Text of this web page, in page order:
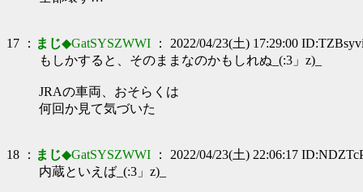
17 ： まじ◆GatSYSZWWI ： 2022/04/23(土) 17:29:00 ID:TZBsyvi
もしかすると、そのままなのかもしれぬ_(:3」z)_
JRAの車両、おそらくは
何回か見て気づいた
18 ： まじ◆GatSYSZWWI ： 2022/04/23(土) 22:06:17
内蔵といえば_(:3」z)_